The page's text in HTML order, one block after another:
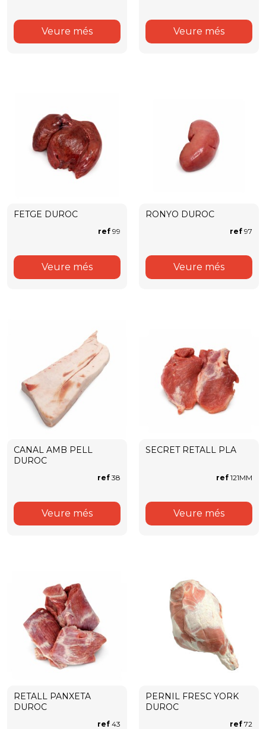
Veure més Veure més
FETGE DUROC
ref 99
Veure més
RONYO DUROC
ref 97
Veure més
CANAL AMB PELL
DUROC
ref 38
Veure més
SECRET RETALL PLA
ref 121MM
Veure més
RETALL PANXETA
DUROC
ref 43
PERNIL FRESC YORK
DUROC
ref 72